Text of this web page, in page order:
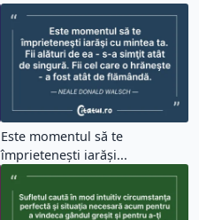
Este momentul să te
împrieteneşti iarăşi...